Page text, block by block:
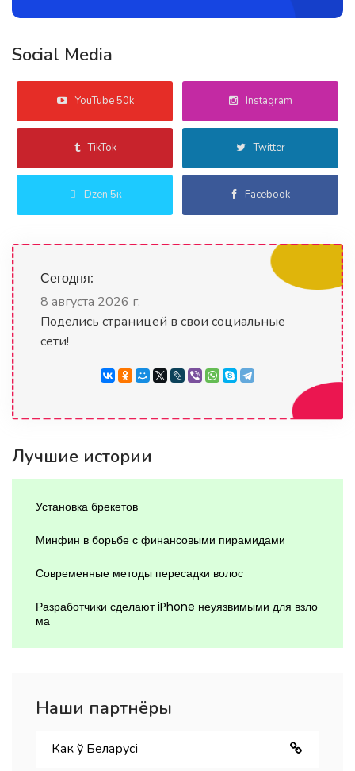
Social Media
YouTube 50k Instagram
TikTok Twitter
Dzen 5к Facebook
Сегодня:
8 августа 2026 г.
Поделись страницей в свои социальные
сети!
Лучшие истории
Установка брекетов
Минфин в борьбе с финансовыми пирамидами
Современные методы пересадки волос
Разработчики сделают iPhone неуязвимыми для взло
ма
Наши партнёры
Как ў Беларуcі